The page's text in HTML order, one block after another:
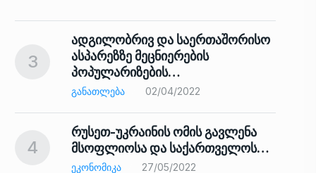
3
ადგილობრივ და საერთაშორისო
ასპარეზზე მეცნიერების
პოპულარიზების…
ᲒᲐᲜᲐᲗᲚᲔᲑᲐ 02/04/2022
4
რუსეთ-უკრაინის ომის გავლენა
მსოფლიოსა და საქართველოს…
ᲔᲙᲝᲜᲝᲛᲘᲙᲐ 27/05/2022